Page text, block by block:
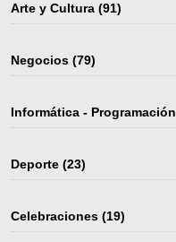
Arte y Cultura (91)
Negocios (79)
Informática - Programación
Deporte (23)
Celebraciones (19)